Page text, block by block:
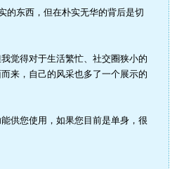
的东西，但在朴实无华的背后是切
觉得对于生活繁忙、社交圈狭小的
来，自己的风采也多了一个展示的
供您使用，如果您目前是单身，很